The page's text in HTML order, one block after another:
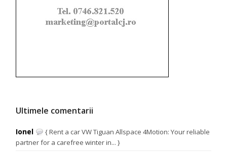
Ultimele comentarii
Ionel
{ Rent a car VW Tiguan Allspace 4Motion: Your reliable
partner for a carefree winter in... }